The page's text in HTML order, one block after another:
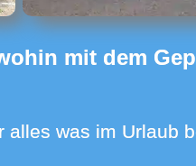
alles was im Urlaub